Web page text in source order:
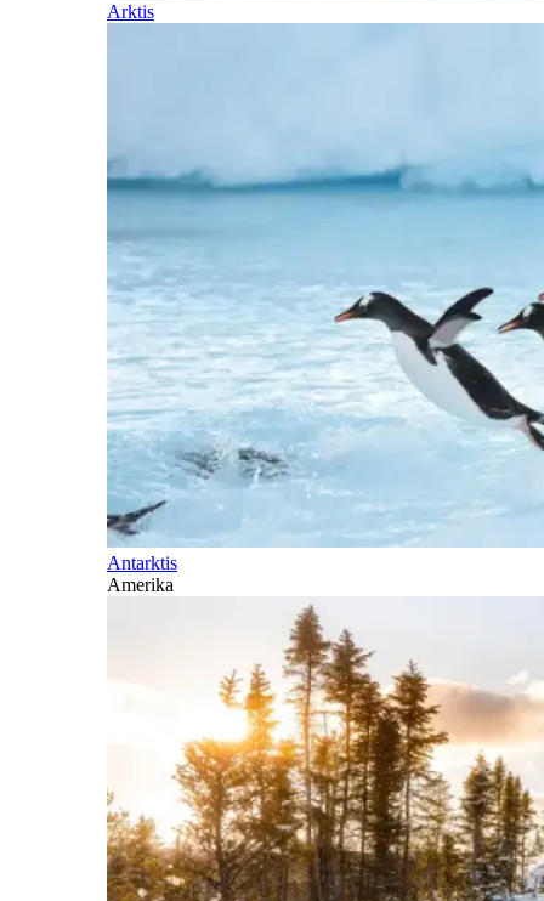
Arktis
Antarktis
Amerika